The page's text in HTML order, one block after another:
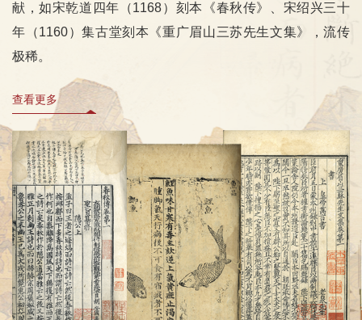
献，如宋乾道四年（1168）刻本《春秋传》、宋绍兴三十
年（1160）集古堂刻本《重广眉山三苏先生文集》，流传
极稀。
查看更多